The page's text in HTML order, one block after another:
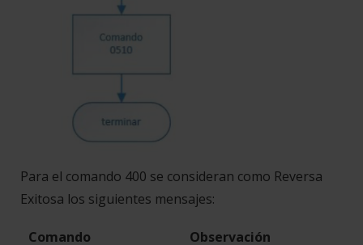
Para el comando 400 se consideran como Reversa
Exitosa los siguientes mensajes:
Comando Observación